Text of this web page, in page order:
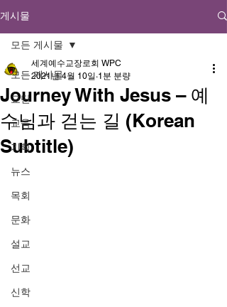
게시물
모든 게시물
교단
교육
기획
뉴스
목회
문화
설교
선교
신학
모든 게시물
Journey With Jesus – 예
수님과 걷는 길 (Korean
Subtitle)
세계예수교장로회 WPC
2021년 4월 10일 1분 분량